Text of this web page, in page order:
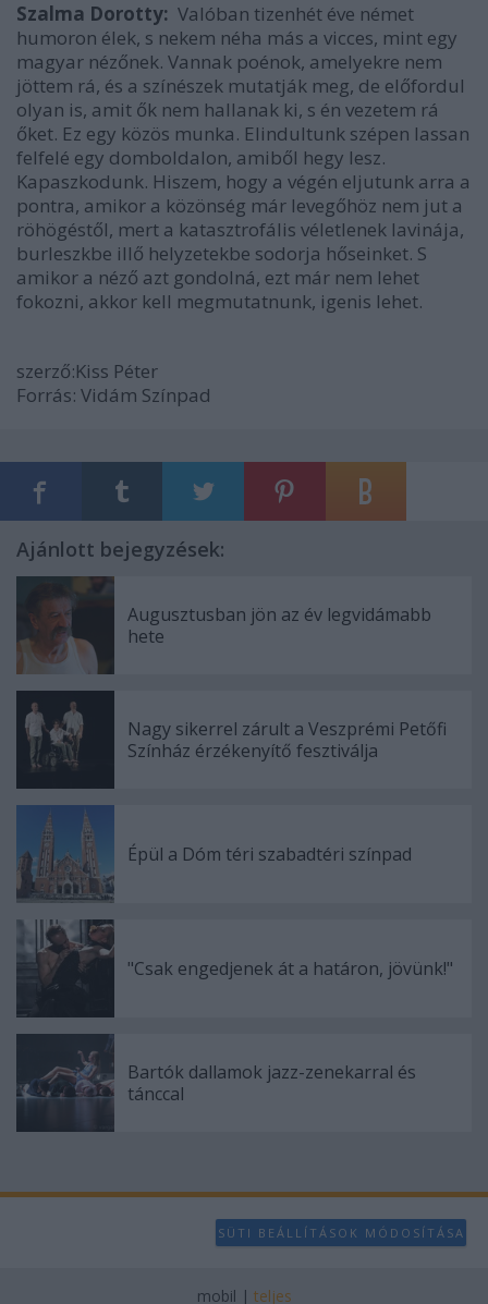
Szalma Dorotty: Valóban tizenhét éve német
humoron élek, s nekem néha más a vicces, mint egy
magyar nézőnek. Vannak poénok, amelyekre nem
jöttem rá, és a színészek mutatják meg, de előfordul
olyan is, amit ők nem hallanak ki, s én vezetem rá
őket. Ez egy közös munka. Elindultunk szépen lassan
felfelé egy domboldalon, amiből hegy lesz.
Kapaszkodunk. Hiszem, hogy a végén eljutunk arra a
pontra, amikor a közönség már levegőhöz nem jut a
röhögéstől, mert a katasztrofális véletlenek lavinája,
burleszkbe illő helyzetekbe sodorja hőseinket. S
amikor a néző azt gondolná, ezt már nem lehet
fokozni, akkor kell megmutatnunk, igenis lehet.
szerző:Kiss Péter
Forrás: Vidám Színpad
Ajánlott bejegyzések:
Augusztusban jön az év legvidámabb
hete
Nagy sikerrel zárult a Veszprémi Petőfi
Színház érzékenyítő fesztiválja
Épül a Dóm téri szabadtéri színpad
"Csak engedjenek át a határon, jövünk!"
Bartók dallamok jazz-zenekarral és
tánccal
SÜTI BEÁLLÍTÁSOK MÓDOSÍTÁSA
mobil | teljes